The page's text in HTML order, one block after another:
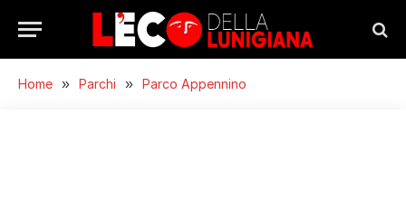
Home » Parchi » Parco Appennino